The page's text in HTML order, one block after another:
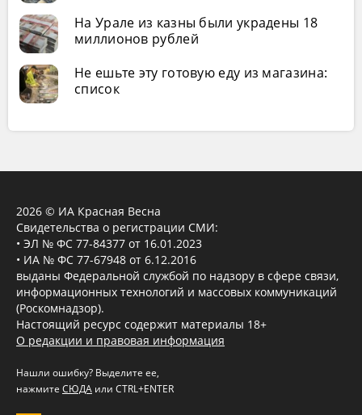
На Урале из казны были украдены 18
миллионов рублей
Не ешьте эту готовую еду из магазина:
список
2026 © ИА Красная Весна
Свидетельства о регистрации СМИ:
• ЭЛ № ФС 77-84377 от 16.01.2023
• ИА № ФС 77-67948 от 6.12.2016
выданы Федеральной службой по надзору в сфере связи,
информационных технологий и массовых коммуникаций
(Роскомнадзор).
Настоящий ресурс содержит материалы 18+
О редакции и правовая информация
Нашли ошибку? Выделите ее,
нажмите СЮДА или CTRL+ENTER